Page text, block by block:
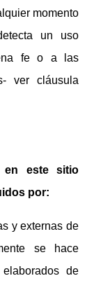
momento
un uso
fe o a las
ver cláusula
en este sitio
por:
y externas de
se hace
de